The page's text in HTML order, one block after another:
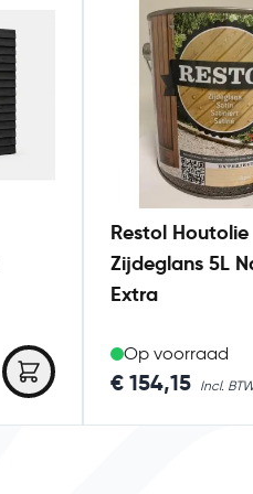
Restol Houtolie
Zijdeglans 5L
Extra
Op voorraad
€ 154,15